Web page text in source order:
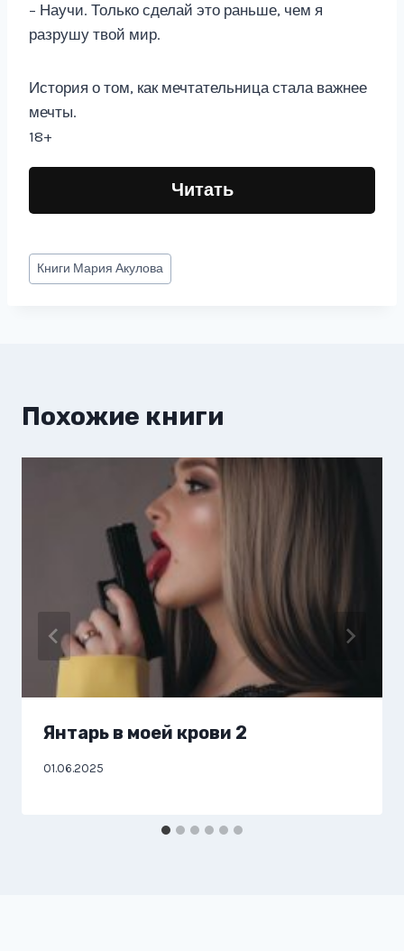
– Научи. Только сделай это раньше, чем я
разрушу твой мир.
История о том, как мечтательница стала важнее
мечты.
18+
Читать
Метки
записи:
Книги Мария Акулова
Похожие книги
Янтарь в моей крови 2
01.06.2025